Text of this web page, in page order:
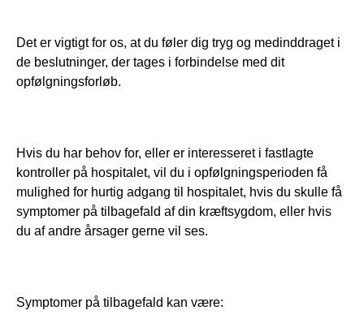
Det er vigtigt for os, at du føler dig tryg og medinddraget i
de beslutninger, der tages i forbindelse med dit
opfølgningsforløb.
Hvis du har behov for, eller er interesseret i fastlagte
kontroller på hospitalet, vil du i opfølgningsperioden få
mulighed for hurtig adgang til hospitalet, hvis du skulle få
symptomer på tilbagefald af din kræftsygdom, eller hvis
du af andre årsager gerne vil ses.
Symptomer på tilbagefald kan være: